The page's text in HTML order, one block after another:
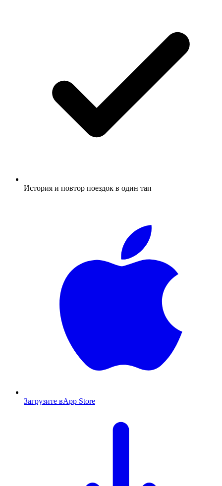
История и повтор поездок в один тап
Загрузите вApp Store